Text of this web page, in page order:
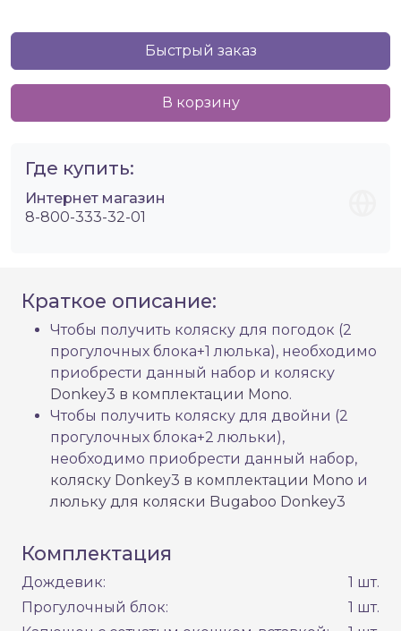
Быстрый заказ
В корзину
Где купить:
Интернет магазин
8-800-333-32-01
Краткое описание:
Чтобы получить коляску для погодок (2
прогулочных блока+1 люлька), необходимо
приобрести данный набор и коляску
Donkey3 в комплектации Mono.
Чтобы получить коляску для двойни (2
прогулочных блока+2 люльки),
необходимо приобрести данный набор,
коляску Donkey3 в комплектации Mono и
люльку для коляски Bugaboo Donkey3
Комплектация
Дождевик:
1 шт.
Прогулочный блок:
1 шт.